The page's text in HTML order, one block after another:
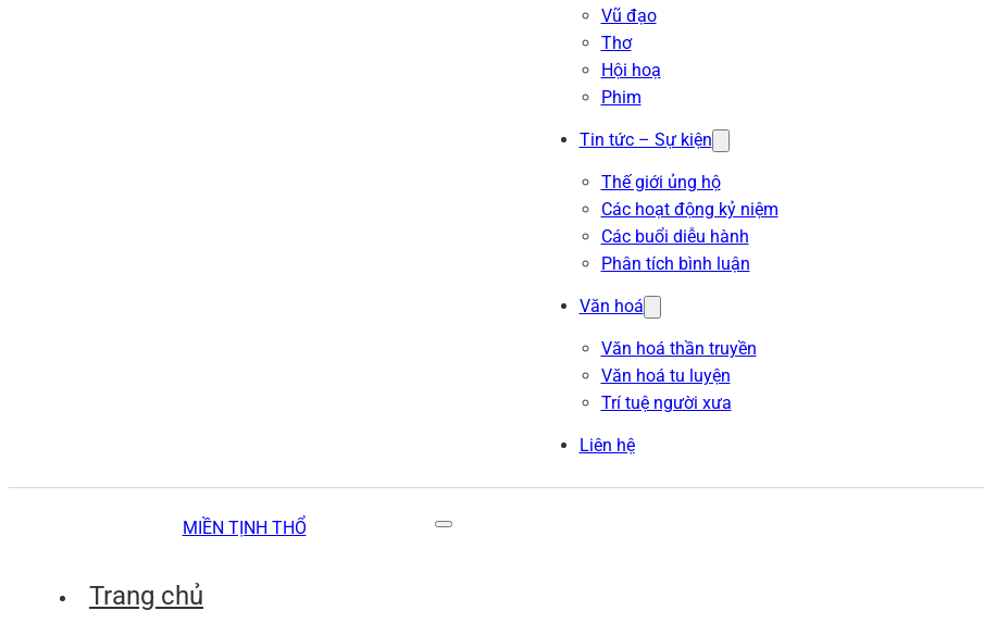
Vũ đạo
Thơ
Hội hoạ
Phim
Tin tức – Sự kiện
Thế giới ủng hộ
Các hoạt động kỷ niệm
Các buổi diễu hành
Phân tích bình luận
Văn hoá
Văn hoá thần truyền
Văn hoá tu luyện
Trí tuệ người xưa
Liên hệ
MIỀN TỊNH THỔ
Trang chủ